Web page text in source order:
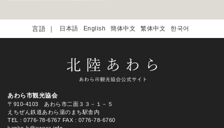
日本語 English 簡体中文 繁体中文 한국어
あわら市観光協会
〒910-4103 あわら市二面３３－１－５
えちぜん鉄道あわら湯のまち駅舎内
TEL
: 0776-78-6767 FAX : 0776-78-6760